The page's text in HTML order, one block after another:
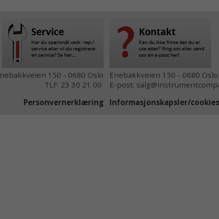
150 - 0680 Oslo
TLF: 23 30 21 00
Personvernerklæring
Enebakkveien 150 - 0680 Oslo
E-post:
Informasjonskapsler/cookies